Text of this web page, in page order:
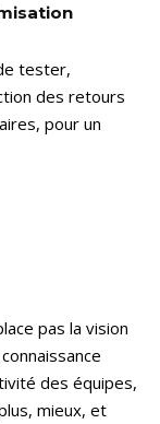
tester,
des retours
pour un
pas la vision
des équipes,
mieux, et